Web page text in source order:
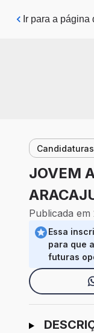
Pular para o
Ir para a página
JOVEM
Publicada em
Essa
para que
futuras
Ir para